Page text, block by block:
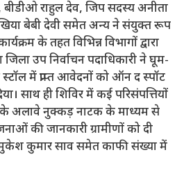
बीडीओ राहुल देव, जिप सदस्य अनीता
बेबी देवी समेत अन्य ने संयुक्त रूप
के तहत विभिन्न विभागों द्वारा
उप निर्वाचन पदाधिकारी ने घूम-
में प्राप्त आवेदनों को ऑन द स्पॉट
साथ ही शिविर में कई परिसंपत्तियों
अलावे नुक्कड़ नाटक के माध्यम से
की जानकारी ग्रामीणों को दी
कुमार साव समेत काफी संख्या में